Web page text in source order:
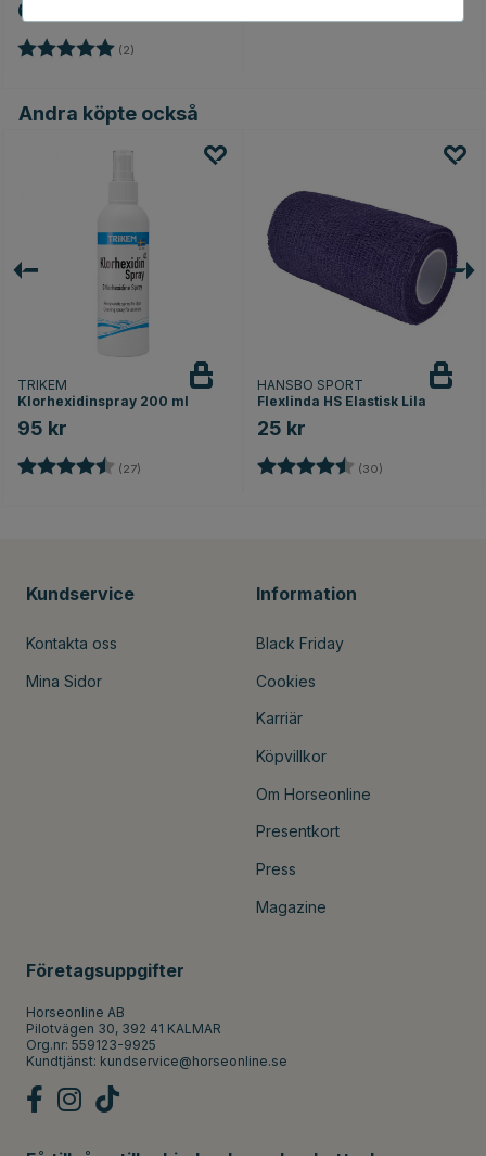
619 kr
Betyg: (2)
Andra köpte också
TRIKEM
Klorhexidinspray 200 ml
95 kr
Betyg: (27)
HANSBO SPORT
Flexlinda HS Elastisk Lila
25 kr
Betyg: (30)
Kundservice
Kontakta oss
Mina Sidor
Information
Black Friday
Cookies
Karriär
Köpvillkor
Om Horseonline
Presentkort
Press
Magazine
Företagsuppgifter
Horseonline AB
Pilotvägen 30, 392 41 KALMAR
Org.nr: 559123-9925
Kundtjänst: kundservice@horseonline.se